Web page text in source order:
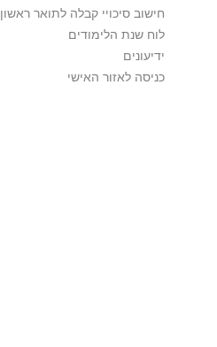
חישוב סיכויי קבלה לתואר ראשון
לוח שנת הלימודים
ידיעונים
כניסה לאזור האישי